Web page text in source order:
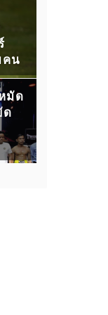
คน
มัด
ด